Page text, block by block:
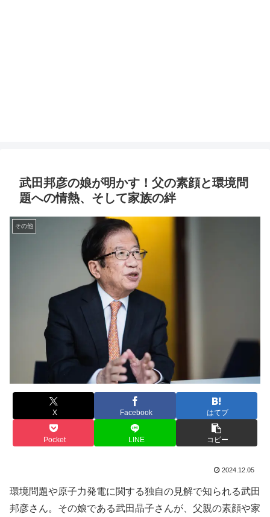
武田邦彦の娘が明かす！父の素顔と環境問
題への情熱、そして家族の絆
その他
X Facebook はてブ
Pocket LINE コピー
2024.12.05
環境問題や原子力発電に関する独自の見解で知られる武田
邦彦さん。その娘である武田晶子さんが、父親の素顔や家